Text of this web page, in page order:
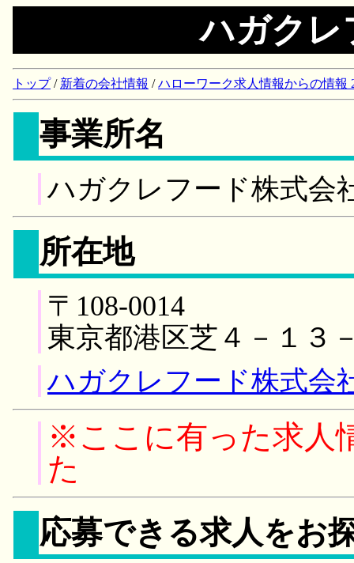
ハガクレ
トップ/ 新着の会社情報 /ハローワーク求人情報からの情報
事業所名
ハガクレフード株式会
所在地
〒108-0014
東京都港区芝４－１３
ハガクレフード株式会
※ここに有った求人
た
応募できる求人をお